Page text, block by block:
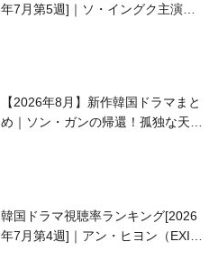
年7月第5週]｜ソ・イングク主演の
【2026年8月】新作韓国ドラマまと
め｜ソン・ガンの帰還！孤独な天才
韓国ドラマ視聴率ランキング[2026
年7月第4週]｜アン・ヒヨン（EXID